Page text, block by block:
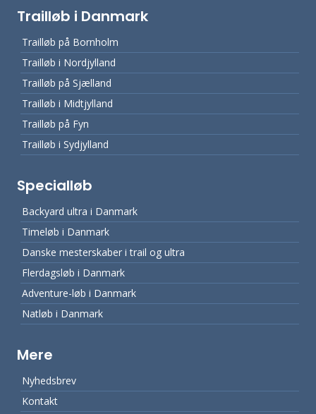
Trailløb i Danmark
Trailløb på Bornholm
Trailløb i Nordjylland
Trailløb på Sjælland
Trailløb i Midtjylland
Trailløb på Fyn
Trailløb i Sydjylland
Specialløb
Backyard ultra i Danmark
Timeløb i Danmark
Danske mesterskaber i trail og ultra
Flerdagsløb i Danmark
Adventure-løb i Danmark
Natløb i Danmark
Mere
Nyhedsbrev
Kontakt